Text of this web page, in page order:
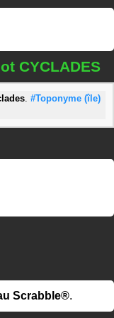
CYCLADES
. #Toponyme (île)
Scrabble®.